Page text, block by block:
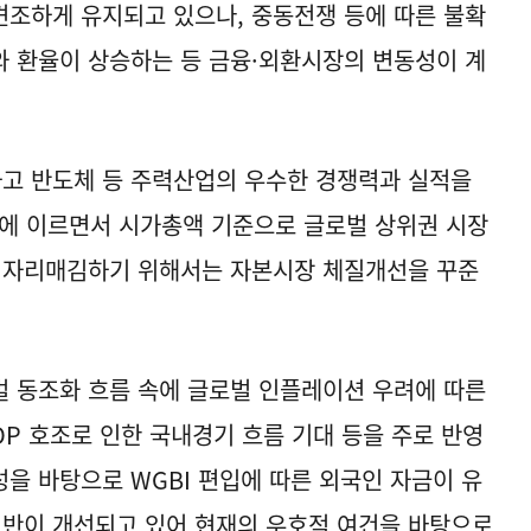
하게 유지되고 있으나, 중동전쟁 등에 따른 불확
율이 상승하는 등 금융·외환시장의 변동성이 계
반도체 등 주력산업의 우수한 경쟁력과 실적을
이르면서 시가총액 기준으로 글로벌 상위권 시장
리매김하기 위해서는 자본시장 체질개선을 꾸준
동조화 흐름 속에 글로벌 인플레이션 우려에 따른
호조로 인한 국내경기 흐름 기대 등을 주로 반영
바탕으로 WGBI 편입에 따른 외국인 자금이 유